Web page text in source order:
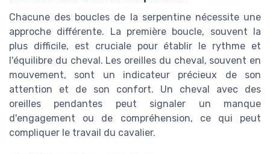
Chacune des boucles de la serpentine nécessite une
approche différente. La première boucle, souvent la
plus difficile, est cruciale pour établir le rythme et
l'équilibre du cheval. Les oreilles du cheval, souvent en
mouvement, sont un indicateur précieux de son
attention et de son confort. Un cheval avec des
oreilles pendantes peut signaler un manque
d'engagement ou de compréhension, ce qui peut
compliquer le travail du cavalier.